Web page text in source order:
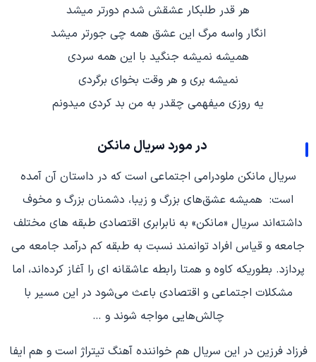
هر قدر طلبکار عشقش شدم دورتر میشد
انگار واسه مرگ این عشق همه چی جورتر میشد
همیشه نمیشه جنگید با این همه سردی
نمیشه بری و هر وقت بخوای برگردی
یه روزی میفهمی چقدر به من بد کردی میدونم
در مورد سریال مانکن
سریال مانکن ملودرامی اجتماعی است که در داستان آن آمده
است: همیشه عشق‌های بزرگ و زیبا، دشمنان بزرگ و مخوف
داشته‌اند سریال «مانکن» به نابرابری اقتصادی طبقه های مختلف
جامعه و قیاس افراد توانمند نسبت به طبقه کم درآمد جامعه می
پردازد. بطوریکه کاوه و همتا رابطه عاشقانه ای را آغاز کرده‌اند، اما
مشکلات اجتماعی و اقتصادی باعث می‌شود در این مسیر با
چالش‌هایی مواجه شوند و …
فرزاد فرزین در این سریال هم خواننده آهنگ تیتراژ است و هم ایفا